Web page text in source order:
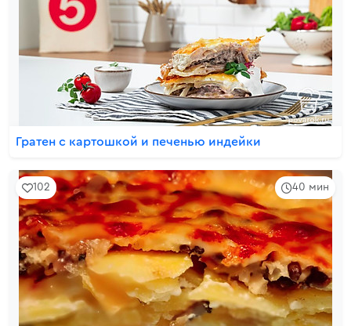
Гратен с картошкой и печенью индейки
40 мин
102